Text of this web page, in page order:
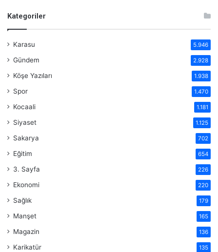
Kategoriler
Karasu 5.946
Gündem 2.928
Köşe Yazıları 1.938
Spor 1.470
Kocaali 1.181
Siyaset 1.125
Sakarya 702
Eğitim 654
3. Sayfa 226
Ekonomi 220
Sağlık 179
Manşet 165
Magazin 136
Karikatür 135